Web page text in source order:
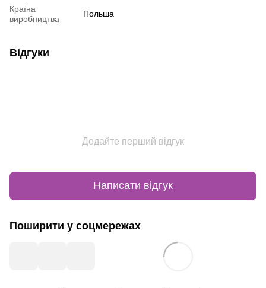
Країна
виробництва
Польша
Відгуки
Додайте перший відгук
Написати відгук
Поширити у соцмережах